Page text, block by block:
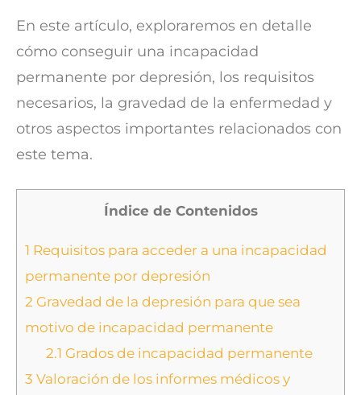
En este artículo, exploraremos en detalle
cómo conseguir una incapacidad
permanente por depresión, los requisitos
necesarios, la gravedad de la enfermedad y
otros aspectos importantes relacionados con
este tema.
Índice de Contenidos
1 Requisitos para acceder a una incapacidad
permanente por depresión
2 Gravedad de la depresión para que sea
motivo de incapacidad permanente
2.1 Grados de incapacidad permanente
3 Valoración de los informes médicos y